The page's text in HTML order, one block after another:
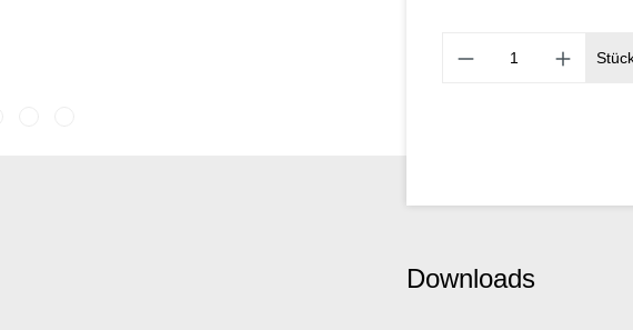
Downloads